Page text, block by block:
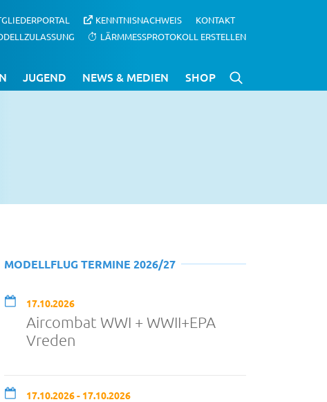
KENNTNISNACHWEIS
KONTAKT
LÄRMMESSPROTOKOLL ERSTELLEN
JUGEND NEWS & MEDIEN SHOP
MODELLFLUG TERMINE 2026/27
17.10.2026
Aircombat WWI + WWII+EPA
Vreden
17.10.2026 - 17.10.2026